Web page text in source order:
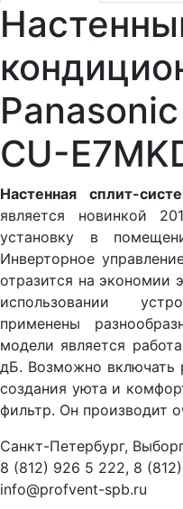
CU-
Настенная сплит-
является новинкой
установку в
Инверторное
отразится на экономии
использовании
применены
модели является
дБ. Возможно
создания уюта и
фильтр. Он производит
Санкт-Петербург,
8 (812) 926 5 222, 8
info@profvent-spb.ru